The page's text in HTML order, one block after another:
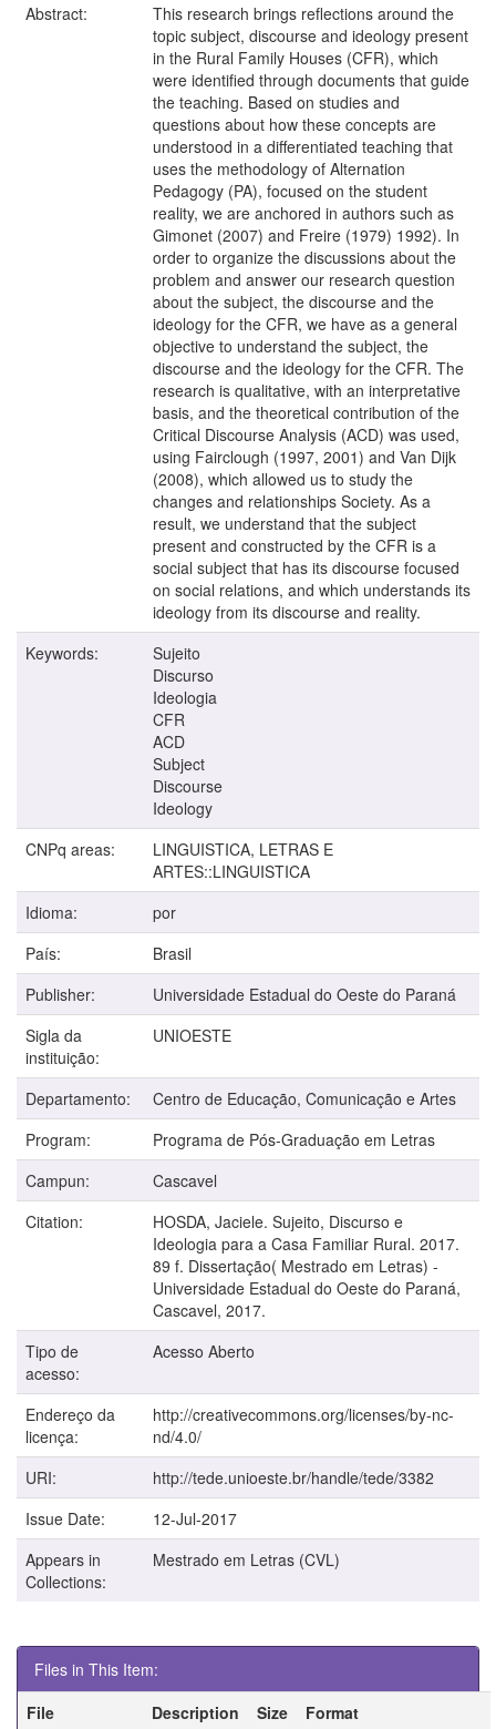
Abstract:
This research brings reflections around the
topic subject, discourse and ideology present
in the Rural Family Houses (CFR), which
were identified through documents that guide
the teaching. Based on studies and
questions about how these concepts are
understood in a differentiated teaching that
uses the methodology of Alternation
Pedagogy (PA), focused on the student
reality, we are anchored in authors such as
Gimonet (2007) and Freire (1979) 1992). In
order to organize the discussions about the
problem and answer our research question
about the subject, the discourse and the
ideology for the CFR, we have as a general
objective to understand the subject, the
discourse and the ideology for the CFR. The
research is qualitative, with an interpretative
basis, and the theoretical contribution of the
Critical Discourse Analysis (ACD) was used,
using Fairclough (1997, 2001) and Van Dijk
(2008), which allowed us to study the
changes and relationships Society. As a
result, we understand that the subject
present and constructed by the CFR is a
social subject that has its discourse focused
on social relations, and which understands its
ideology from its discourse and reality.
Keywords:
Sujeito
Discurso
Ideologia
CFR
ACD
Subject
Discourse
Ideology
CNPq areas:
LINGUISTICA, LETRAS E
ARTES::LINGUISTICA
Idioma:
por
País:
Brasil
Publisher:
Universidade Estadual do Oeste do Paraná
Sigla da
instituição:
UNIOESTE
Departamento:
Centro de Educação, Comunicação e Artes
Program:
Programa de Pós-Graduação em Letras
Campun:
Cascavel
Citation:
HOSDA, Jaciele. Sujeito, Discurso e
Ideologia para a Casa Familiar Rural. 2017.
89 f. Dissertação( Mestrado em Letras) -
Universidade Estadual do Oeste do Paraná,
Cascavel, 2017.
Tipo de
acesso:
Acesso Aberto
Endereço da
licença:
http://creativecommons.org/licenses/by-nc-
nd/4.0/
URI:
http://tede.unioeste.br/handle/tede/3382
Issue Date:
12-Jul-2017
Appears in
Collections:
Mestrado em Letras (CVL)
Files in This Item:
File
Description Size Format